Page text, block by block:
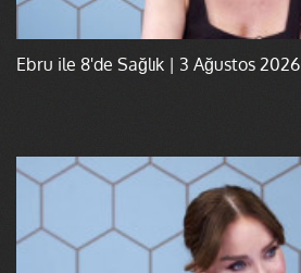
Ebru ile 8'de Sağlık | 3 Ağustos 2026